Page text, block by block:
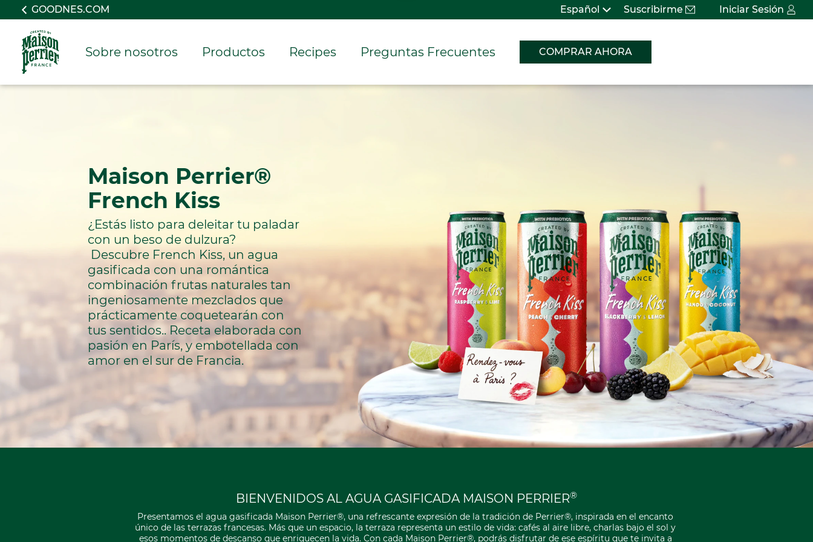
GOODNES.COM Español Suscribirme Iniciar Sesión
Sobre nosotros Productos Recipes Preguntas Frecuentes COMPRAR AHORA
Maison Perrier®
French Kiss
¿Estás listo para deleitar tu paladar
con un beso de dulzura?
gasificada con una romántica
combinación frutas naturales tan
ingeniosamente mezclados que
prácticamente coquetearán con
tus sentidos.. Receta elaborada con
pasión en París, y embotellada con
amor en el sur de Francia.
BIENVENIDOS AL AGUA GASIFICADA MAISON PERRIER®
Presentamos el agua gasificada Maison Perrier®, una refrescante expresión de la tradición de Perrier®, inspirada en el encanto
único de las terrazas francesas. Más que un espacio, la terraza representa un estilo de vida: cafés al aire libre, charlas bajo el sol y
esos momentos de descanso que enriquecen la vida. Con cada Maison Perrier®, podrás disfrutar de ese espíritu que te invita a